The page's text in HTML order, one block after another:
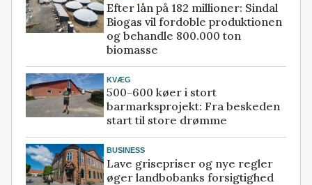
Efter lån på 182 millioner: Sindal
Biogas vil fordoble produktionen
og behandle 800.000 ton
biomasse
KVÆG
500-600 køer i stort
barmarksprojekt: Fra beskeden
start til store drømme
BUSINESS
Lave grisepriser og nye regler
øger landbobanks forsigtighed